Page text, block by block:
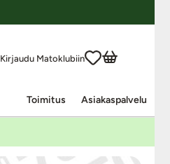
Kirjaudu Matoklubiin
Toimitus Asiakaspalvelu